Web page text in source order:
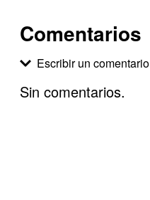
Comentarios
Escribir un comentario
Sin comentarios.